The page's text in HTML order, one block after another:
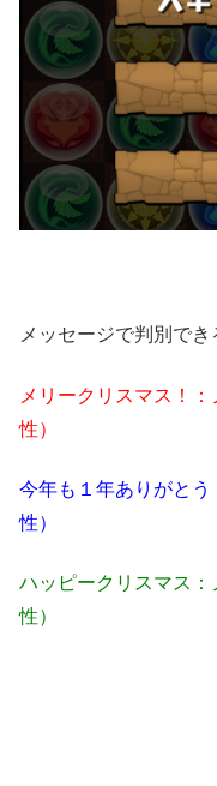
メッセージで判別で
メリークリスマス！
性）
今年も１年ありがと
性）
ハッピークリスマス
性）